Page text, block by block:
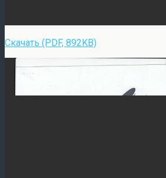
Скачать (PDF, 892KB)